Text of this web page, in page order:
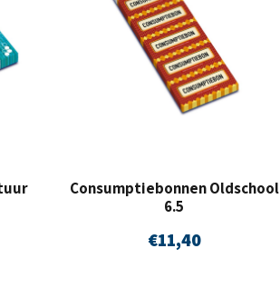
Consumptiebonnen Oldschool
6.5
€11,40